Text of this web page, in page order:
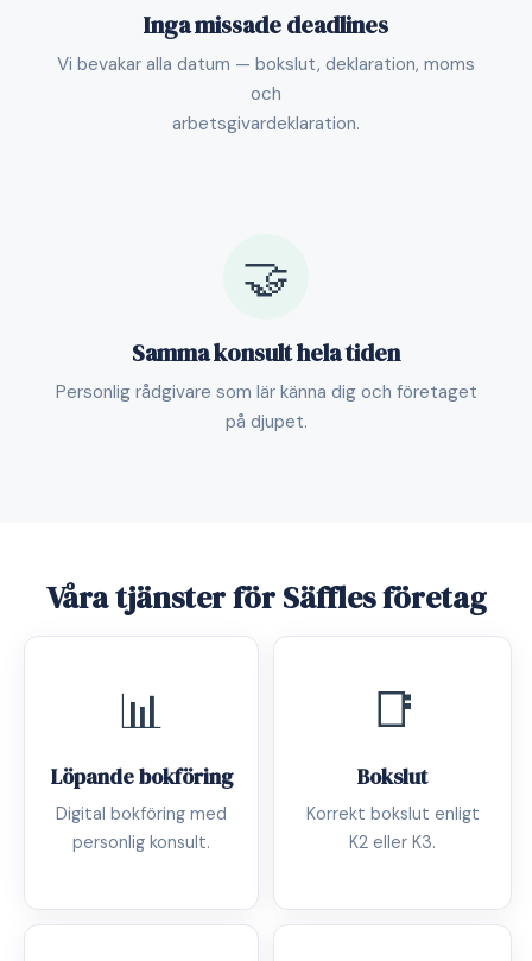
Inga missade deadlines
Vi bevakar alla datum — bokslut, deklaration, moms
och
arbetsgivardeklaration.
🤝
Samma konsult hela tiden
Personlig rådgivare som lär känna dig och företaget
på djupet.
Våra tjänster för Säffles företag
📊
Löpande bokföring
Digital bokföring med
personlig konsult.
📑
Bokslut
Korrekt bokslut enligt
K2 eller K3.